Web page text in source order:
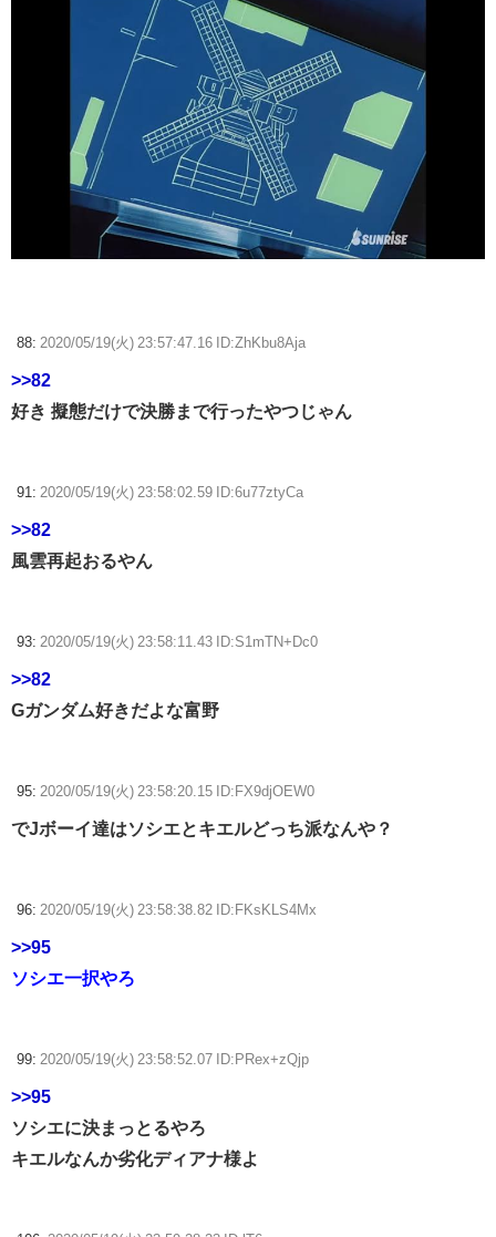
88: 2020/05/19(火) 23:57:47.16 ID:ZhKbu8Aja
>>82
好き 擬態だけで決勝まで行ったやつじゃん
91: 2020/05/19(火) 23:58:02.59 ID:6u77ztyCa
>>82
風雲再起おるやん
93: 2020/05/19(火) 23:58:11.43 ID:S1mTN+Dc0
>>82
Gガンダム好きだよな富野
95: 2020/05/19(火) 23:58:20.15 ID:FX9djOEW0
でJボーイ達はソシエとキエルどっち派なんや？
96: 2020/05/19(火) 23:58:38.82 ID:FKsKLS4Mx
>>95
ソシエ一択やろ
99: 2020/05/19(火) 23:58:52.07 ID:PRex+zQjp
>>95
ソシエに決まっとるやろ
キエルなんか劣化ディアナ様よ